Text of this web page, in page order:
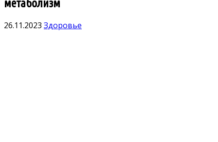
метаболизм
26.11.2023 Здоровье